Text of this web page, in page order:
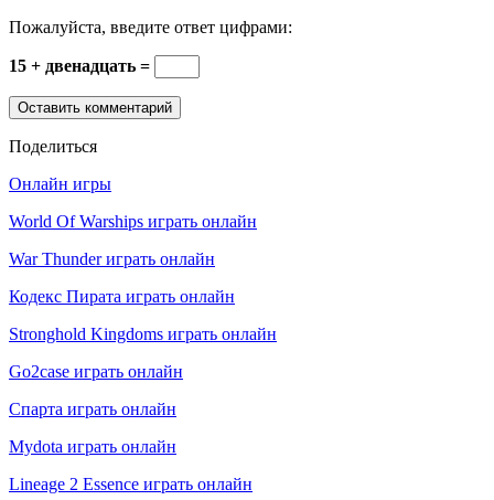
Пожалуйста, введите ответ цифрами:
15 + двенадцать =
Поделиться
Онлайн игры
World Of Warships играть онлайн
War Thunder играть онлайн
Кодекс Пирата играть онлайн
Stronghold Kingdoms играть онлайн
Go2case играть онлайн
Спарта играть онлайн
Mydota играть онлайн
Lineage 2 Essence играть онлайн